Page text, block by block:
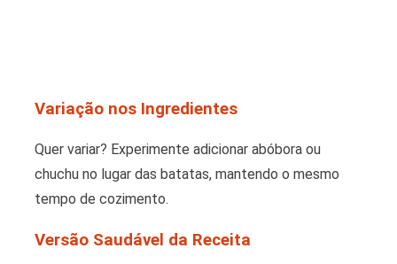
Variação nos Ingredientes
Quer variar? Experimente adicionar abóbora ou
chuchu no lugar das batatas, mantendo o mesmo
tempo de cozimento.
Versão Saudável da Receita